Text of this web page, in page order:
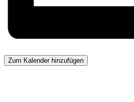
Zum Kalender hinzufügen